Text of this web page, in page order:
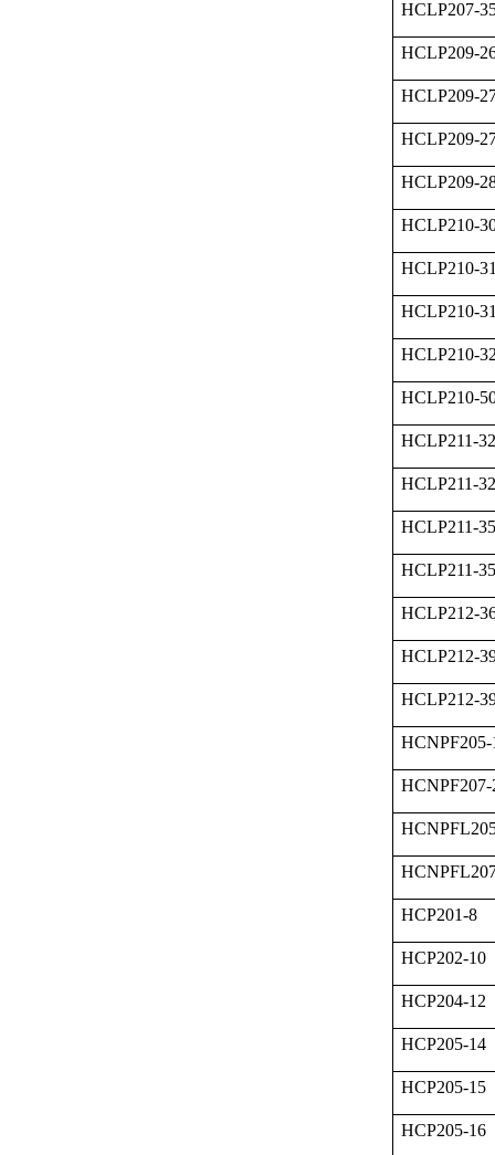
HCLP207-
HCLP209-
HCLP209-
HCLP209-
HCLP209-
HCLP210-
HCLP210-
HCLP210-
HCLP210-
HCLP210-
HCLP211-32
HCLP211-
HCLP211-35
HCLP211-
HCLP212-
HCLP212-
HCLP212-
HCP201-8
HCP202-10
HCP204-12
HCP205-14
HCP205-15
HCP205-16